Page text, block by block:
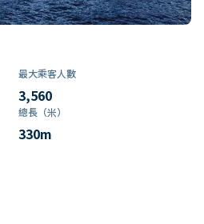
最大乘客人數
3,560
總長（米）
330m